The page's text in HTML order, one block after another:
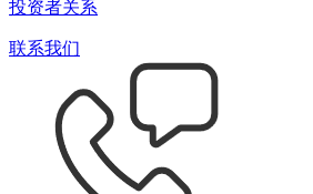
投资者关系
联系我们